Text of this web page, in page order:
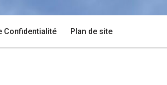
Confidentialité Plan de site